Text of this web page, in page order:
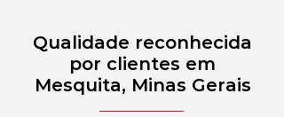
Qualidade reconhecida
por clientes em
Mesquita, Minas Gerais